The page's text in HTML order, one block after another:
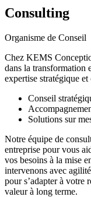
Consulting
Organisme de Conseil
Chez KEMS
dans la transformation
expertise stratégique
Conseil
Solutions sur
Notre équipe de
entreprise pour vous
vos besoins à la mise
intervenons avec
pour s’adapter à votre
valeur à long terme.